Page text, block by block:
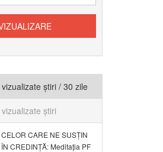
știri / 30 zile
știri
CELOR CARE NE SUSȚIN
ÎN CREDINȚĂ: Meditația PF